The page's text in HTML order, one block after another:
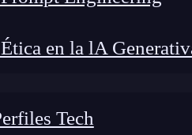
en la lA
Tech
en iOSy OSX en
o dame un toque en